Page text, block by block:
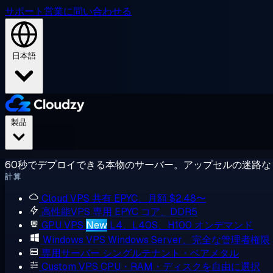
サポート営業に問い合わせる
日本語
60秒でデプロイできる本物のサーバー。アップセルの迷路
計算
Cloud VPS 共有 EPYC、月額 $2.48〜
高性能VPS 専用 EPYC コア、DDR5
GPU VPS New L4、L40S、H100 オンデマンド
Windows VPS Windows Server、完全な管理者権限
専用サーバー シングルテナント・ベアメタル
Custom VPS CPU・RAM・ディスクを自由に選択